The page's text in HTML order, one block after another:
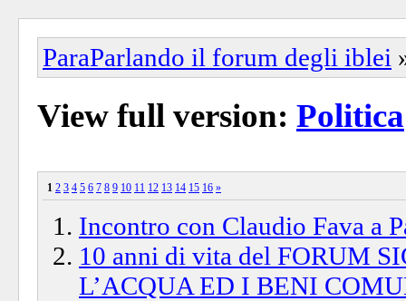
ParaParlando il forum degli iblei
View full version: Politica
1 2 3 4 5 6 7 8 9 10 11 12 13 14 15 16 »
Incontro con Claudio Fava a
10 anni di vita del FORUM
L’ACQUA ED I BENI